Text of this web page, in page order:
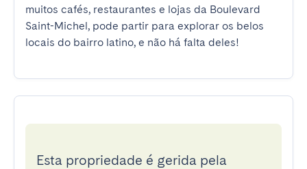
muitos cafés, restaurantes e lojas da Boulevard
Saint-Michel, pode partir para explorar os belos
locais do bairro latino, e não há falta deles!
Esta propriedade é gerida pela